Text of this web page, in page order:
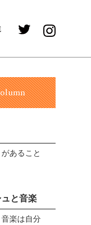
あること
と音楽
音楽は自分